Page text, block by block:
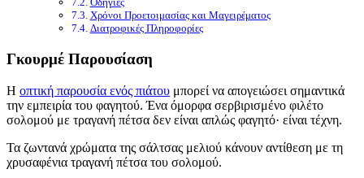
Χρόνοι Προετοιμασίας και Μαγειρέματος
Διατροφικές Πληροφορίες
Γκουρμέ Παρουσίαση
Η οπτική παρουσία ενός πιάτου μπορεί να απογειώσει σημαντικά
την εμπειρία του φαγητού. Ένα όμορφα σερβιρισμένο φιλέτο
σολομού με τραγανή πέτσα δεν είναι απλώς φαγητό· είναι τέχνη.
Τα ζωντανά χρώματα της σάλτσας μελιού κάνουν αντίθεση με τη
χρυσαφένια τραγανή πέτσα του σολομού.